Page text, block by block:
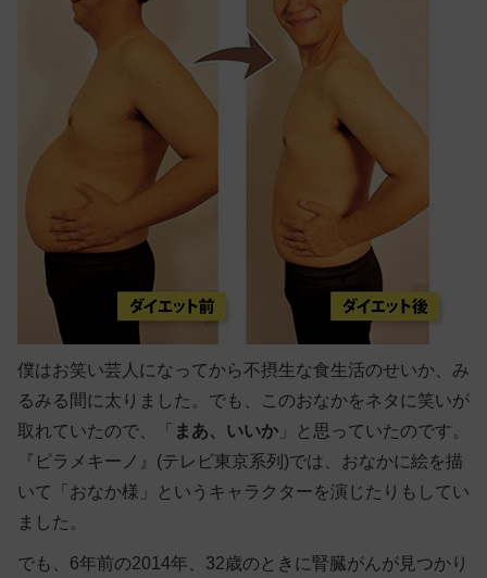
僕はお笑い芸人になってから不摂生な食生活のせいか、み
るみる間に太りました。でも、このおなかをネタに笑いが
取れていたので、「 まあ、いいか 」と思っていたのです。
『ピラメキーノ』(テレビ東京系列)では、おなかに絵を描
いて「おなか様」というキャラクターを演じたりもしてい
ました。
でも、6年前の2014年、32歳のときに腎臓がんが見つかり